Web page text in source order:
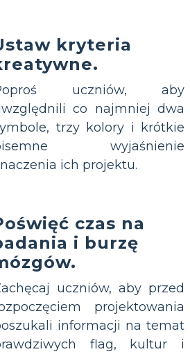
kryteria
uczniów, aby
co najmniej dwa
trzy kolory i krótkie
wyjaśnienie
ich projektu.
czas na
i burzę
uczniów, aby przed
projektowania
informacji na temat
flag, kultur i